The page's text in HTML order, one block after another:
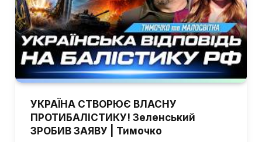
УКРАЇНА СТВОРЮЄ ВЛАСНУ
ПРОТИБАЛІСТИКУ! Зеленський
ЗРОБИВ ЗАЯВУ | Тимочко